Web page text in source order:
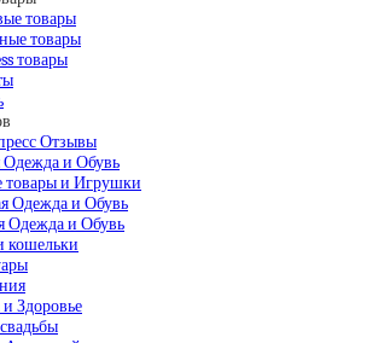
товары
товары
товары
Отзывы
Одежда и Обувь
товары и Игрушки
Одежда и Обувь
Одежда и Обувь
кошельки
и Здоровье